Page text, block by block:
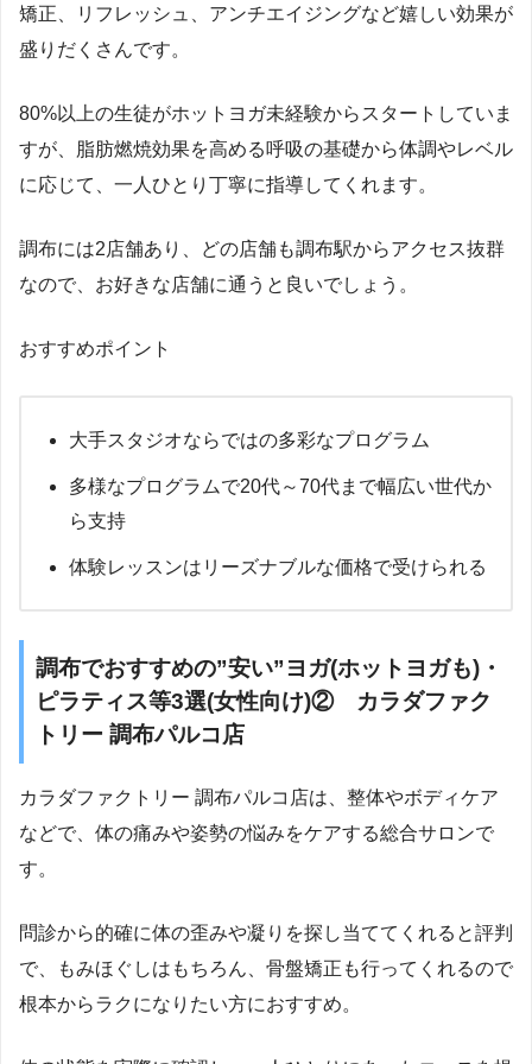
矯正、リフレッシュ、アンチエイジングなど嬉しい効果が
盛りだくさんです。
80%以上の生徒がホットヨガ未経験からスタートしていま
すが、脂肪燃焼効果を高める呼吸の基礎から体調やレベル
に応じて、一人ひとり丁寧に指導してくれます。
調布には2店舗あり、どの店舗も調布駅からアクセス抜群
なので、お好きな店舗に通うと良いでしょう。
おすすめポイント
大手スタジオならではの多彩なプログラム
多様なプログラムで20代～70代まで幅広い世代か
ら支持
体験レッスンはリーズナブルな価格で受けられる
調布でおすすめの”安い”ヨガ(ホットヨガも)・
ピラティス等3選(女性向け)② カラダファク
トリー 調布パルコ店
カラダファクトリー 調布パルコ店は、整体やボディケア
などで、体の痛みや姿勢の悩みをケアする総合サロンで
す。
問診から的確に体の歪みや凝りを探し当ててくれると評判
で、もみほぐしはもちろん、骨盤矯正も行ってくれるので
根本からラクになりたい方におすすめ。